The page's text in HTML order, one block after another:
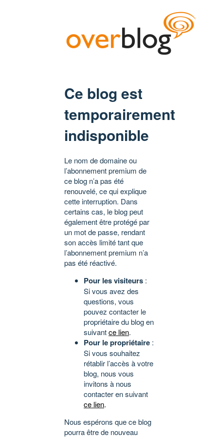
Ce blog est
temporairement
indisponible
Le nom de domaine ou
l’abonnement premium de
ce blog n’a pas été
renouvelé, ce qui explique
cette interruption. Dans
certains cas, le blog peut
également être protégé par
un mot de passe, rendant
son accès limité tant que
l’abonnement premium n’a
pas été réactivé.
Pour les visiteurs :
Si vous avez des
questions, vous
pouvez contacter le
propriétaire du blog en
suivantce lien.
Pour le propriétaire :
Si vous souhaitez
rétablir l’accès à votre
blog, nous vous
invitons à nous
contacter en suivant
ce lien.
Nous espérons que ce blog
pourra être de nouveau